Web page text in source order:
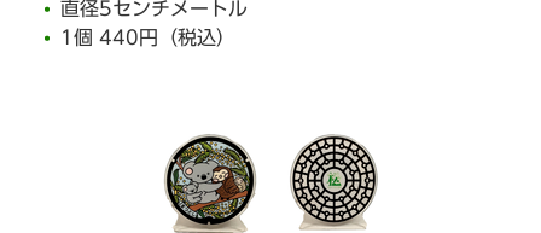
直径5センチメートル
1個 440円（税込）